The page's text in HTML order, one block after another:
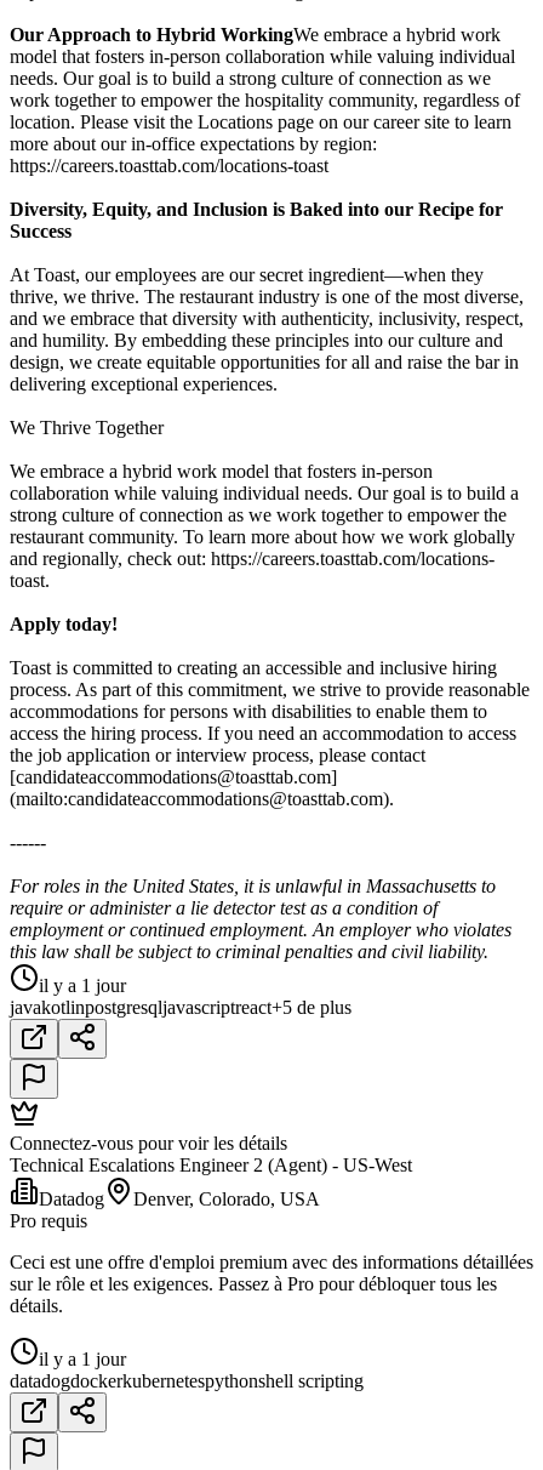
Our Approach to Hybrid WorkingWe embrace a hybrid work
model that fosters in-person collaboration while valuing individual
needs. Our goal is to build a strong culture of connection as we
work together to empower the hospitality community, regardless of
location. Please visit the Locations page on our career site to learn
more about our in-office expectations by region:
https://careers.toasttab.com/locations-toast
Diversity, Equity, and Inclusion is Baked into our Recipe for
Success
At Toast, our employees are our secret ingredient—when they
thrive, we thrive. The restaurant industry is one of the most diverse,
and we embrace that diversity with authenticity, inclusivity, respect,
and humility. By embedding these principles into our culture and
design, we create equitable opportunities for all and raise the bar in
delivering exceptional experiences.
We Thrive Together
We embrace a hybrid work model that fosters in-person
collaboration while valuing individual needs. Our goal is to build a
strong culture of connection as we work together to empower the
restaurant community. To learn more about how we work globally
and regionally, check out: https://careers.toasttab.com/locations-
toast.
Apply today!
Toast is committed to creating an accessible and inclusive hiring
process. As part of this commitment, we strive to provide reasonable
accommodations for persons with disabilities to enable them to
access the hiring process. If you need an accommodation to access
the job application or interview process, please contact
[candidateaccommodations@toasttab.com]
(mailto:candidateaccommodations@toasttab.com).
------
For roles in the United States, it is unlawful in Massachusetts to
require or administer a lie detector test as a condition of
employment or continued employment. An employer who violates
this law shall be subject to criminal penalties and civil liability.
il y a 1 jour
javakotlinpostgresqljavascriptreact+5 de plus
Connectez-vous pour voir les détails
Technical Escalations Engineer 2 (Agent) - US-West
Datadog
Denver, Colorado, USA
Pro requis
Ceci est une offre d'emploi premium avec des informations détaillées
sur le rôle et les exigences. Passez à Pro pour débloquer tous les
détails.
il y a 1 jour
datadogdockerkubernetespythonshell scripting